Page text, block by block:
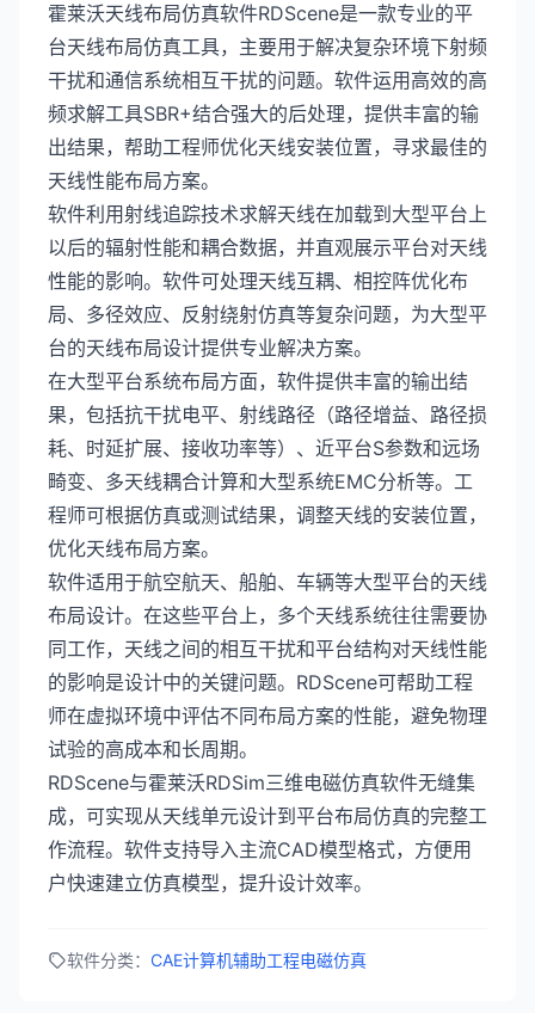
霍莱沃天线布局仿真软件RDScene是一款专业的平
台天线布局仿真工具，主要用于解决复杂环境下射频
干扰和通信系统相互干扰的问题。软件运用高效的高
频求解工具SBR+结合强大的后处理，提供丰富的输
出结果，帮助工程师优化天线安装位置，寻求最佳的
天线性能布局方案。
软件利用射线追踪技术求解天线在加载到大型平台上
以后的辐射性能和耦合数据，并直观展示平台对天线
性能的影响。软件可处理天线互耦、相控阵优化布
局、多径效应、反射绕射仿真等复杂问题，为大型平
台的天线布局设计提供专业解决方案。
在大型平台系统布局方面，软件提供丰富的输出结
果，包括抗干扰电平、射线路径（路径增益、路径损
耗、时延扩展、接收功率等）、近平台S参数和远场
畸变、多天线耦合计算和大型系统EMC分析等。工
程师可根据仿真或测试结果，调整天线的安装位置，
优化天线布局方案。
软件适用于航空航天、船舶、车辆等大型平台的天线
布局设计。在这些平台上，多个天线系统往往需要协
同工作，天线之间的相互干扰和平台结构对天线性能
的影响是设计中的关键问题。RDScene可帮助工程
师在虚拟环境中评估不同布局方案的性能，避免物理
试验的高成本和长周期。
RDScene与霍莱沃RDSim三维电磁仿真软件无缝集
成，可实现从天线单元设计到平台布局仿真的完整工
作流程。软件支持导入主流CAD模型格式，方便用
户快速建立仿真模型，提升设计效率。
软件分类： CAE计算机辅助工程电磁仿真